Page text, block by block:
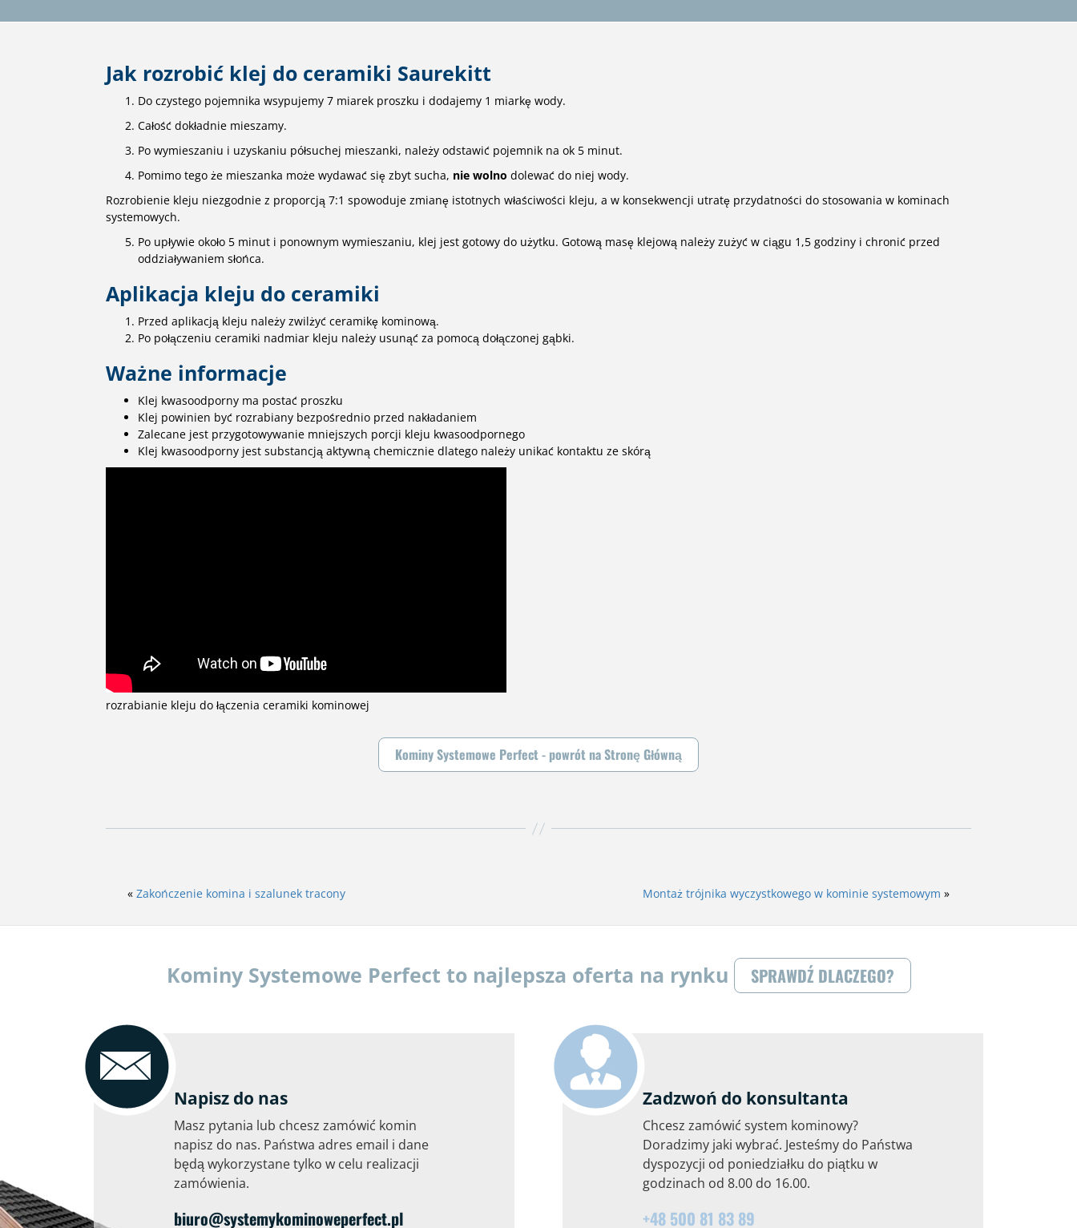
Jak rozrobić klej do ceramiki Saurekitt
Do czystego pojemnika wsypujemy 7 miarek proszku i dodajemy 1 miarkę wody.
Całość dokładnie mieszamy.
Po wymieszaniu i uzyskaniu półsuchej mieszanki, należy odstawić pojemnik na ok 5 minut.
Pomimo tego że mieszanka może wydawać się zbyt sucha, nie wolno dolewać do niej wody.
Rozrobienie kleju niezgodnie z proporcją 7:1 spowoduje zmianę istotnych właściwości kleju, a w konsekwencji utratę przydatności do stosowania w kominach
systemowych.
Po upływie około 5 minut i ponownym wymieszaniu, klej jest gotowy do użytku. Gotową masę klejową należy zużyć w ciągu 1,5 godziny i chronić przed
oddziaływaniem słońca.
Aplikacja kleju do ceramiki
Przed aplikacją kleju należy zwilżyć ceramikę kominową.
Po połączeniu ceramiki nadmiar kleju należy usunąć za pomocą dołączonej gąbki.
Ważne informacje
Klej kwasoodporny ma postać proszku
Klej powinien być rozrabiany bezpośrednio przed nakładaniem
Zalecane jest przygotowywanie mniejszych porcji kleju kwasoodpornego
Klej kwasoodporny jest substancją aktywną chemicznie dlatego należy unikać kontaktu ze skórą
rozrabianie kleju do łączenia ceramiki kominowej
Kominy Systemowe Perfect - powrót na Stronę Główną
« Zakończenie komina i szalunek tracony Montaż trójnika wyczystkowego w kominie systemowym »
Kominy Systemowe Perfect to najlepsza oferta na rynku SPRAWDŹ DLACZEGO?
Napisz do nas
Masz pytania lub chcesz zamówić komin
napisz do nas. Państwa adres email i dane
będą wykorzystane tylko w celu realizacji
zamówienia.
biuro@systemykominoweperfect.pl
Zadzwoń do konsultanta
Chcesz zamówić system kominowy?
Doradzimy jaki wybrać. Jesteśmy do Państwa
dyspozycji od poniedziałku do piątku w
godzinach od 8.00 do 16.00.
+48 500 81 83 89